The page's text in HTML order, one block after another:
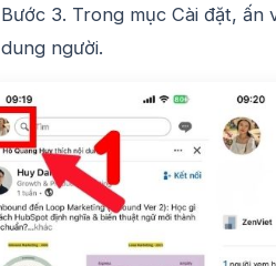
Bước 3. Trong mục Cài đặt,
dung người.